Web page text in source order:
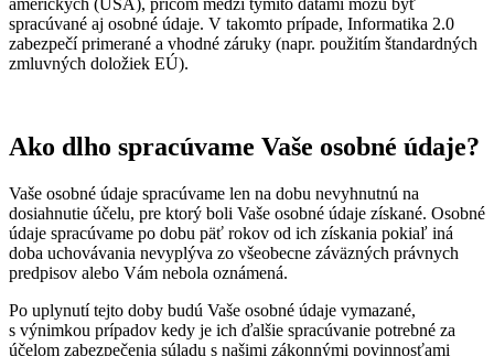
spracúvané aj osobné údaje. V takomto prípade, Informatika 2.0
zabezpečí primerané a vhodné záruky (napr. použitím štandardných
zmluvných doložiek EÚ).
Ako dlho spracúvame Vaše osobné údaje?
Vaše osobné údaje spracúvame len na dobu nevyhnutnú na
dosiahnutie účelu, pre ktorý boli Vaše osobné údaje získané. Osobné
údaje spracúvame po dobu päť rokov od ich získania pokiaľ iná
doba uchovávania nevyplýva zo všeobecne záväzných právnych
predpisov alebo Vám nebola oznámená.
Po uplynutí tejto doby budú Vaše osobné údaje vymazané,
s výnimkou prípadov kedy je ich ďalšie spracúvanie potrebné za
účelom zabezpečenia súladu s našimi zákonnými povinnosťami